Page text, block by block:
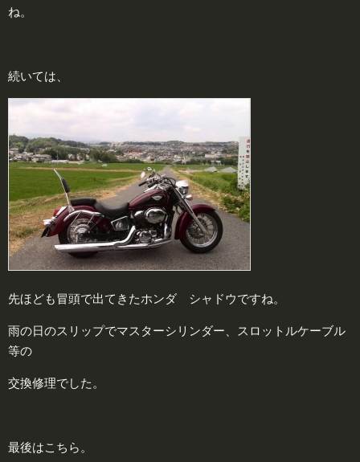
ね。
続いては、
先ほども冒頭で出てきたホンダ シャドウですね。
雨の日のスリップでマスターシリンダー、スロットルケーブル
等の
交換修理でした。
最後はこちら。